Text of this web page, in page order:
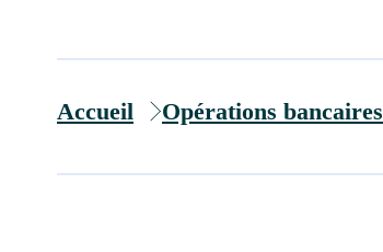
Accueil Opérations